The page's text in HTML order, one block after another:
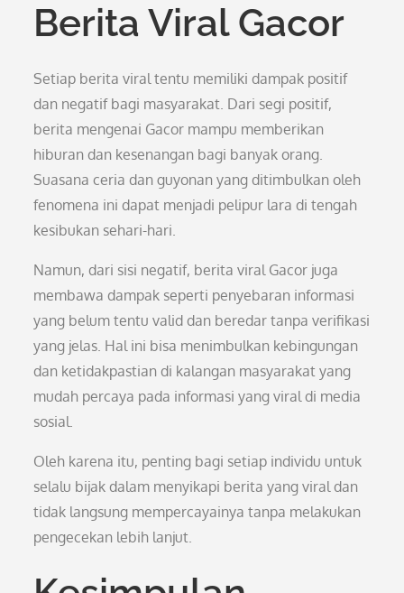
Berita Viral Gacor
Setiap berita viral tentu memiliki dampak positif
dan negatif bagi masyarakat. Dari segi positif,
berita mengenai Gacor mampu memberikan
hiburan dan kesenangan bagi banyak orang.
Suasana ceria dan guyonan yang ditimbulkan oleh
fenomena ini dapat menjadi pelipur lara di tengah
kesibukan sehari-hari.
Namun, dari sisi negatif, berita viral Gacor juga
membawa dampak seperti penyebaran informasi
yang belum tentu valid dan beredar tanpa verifikasi
yang jelas. Hal ini bisa menimbulkan kebingungan
dan ketidakpastian di kalangan masyarakat yang
mudah percaya pada informasi yang viral di media
sosial.
Oleh karena itu, penting bagi setiap individu untuk
selalu bijak dalam menyikapi berita yang viral dan
tidak langsung mempercayainya tanpa melakukan
pengecekan lebih lanjut.